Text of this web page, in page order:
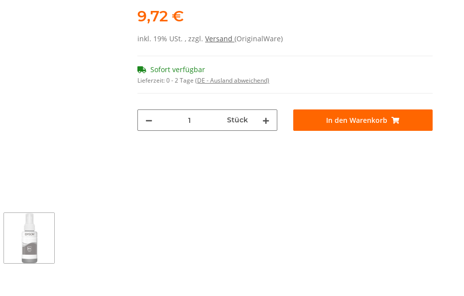
9,72 €
inkl. 19% USt. , zzgl. Versand (OriginalWare)
Sofort verfügbar
Lieferzeit:0 - 2 Tage (DE - Ausland abweichend)
Stück In den Warenkorb